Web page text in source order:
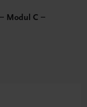
Modul C –